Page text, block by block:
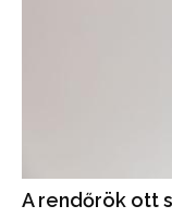
A rendőrök ott